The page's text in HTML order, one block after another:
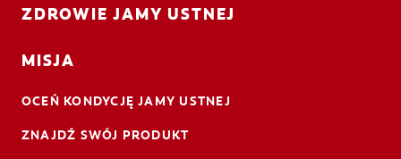
ZDROWIE JAMY USTNEJ
MISJA
OCEŃ KONDYCJĘ JAMY USTNEJ
ZNAJDŹ SWÓJ PRODUKT